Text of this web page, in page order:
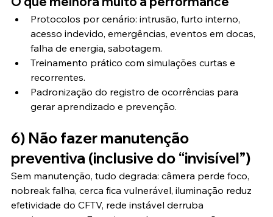
Protocolos por cenário: intrusão, furto interno,
acesso indevido, emergências, eventos em docas,
falha de energia, sabotagem.
Treinamento prático com simulações curtas e
recorrentes.
Padronização do registro de ocorrências para
gerar aprendizado e prevenção.
6) Não fazer manutenção
preventiva (inclusive do “invisível”)
Sem manutenção, tudo degrada: câmera perde foco,
nobreak falha, cerca fica vulnerável, iluminação reduz
efetividade do CFTV, rede instável derruba